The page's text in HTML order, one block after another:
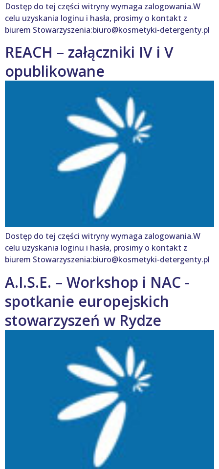
Dostęp do tej części witryny wymaga zalogowania.W
celu uzyskania loginu i hasła, prosimy o kontakt z
biurem Stowarzyszenia:biuro@kosmetyki-detergenty.pl
REACH – załączniki IV i V
opublikowane
Dostęp do tej części witryny wymaga zalogowania.W
celu uzyskania loginu i hasła, prosimy o kontakt z
biurem Stowarzyszenia:biuro@kosmetyki-detergenty.pl
A.I.S.E. – Workshop i NAC -
spotkanie europejskich
stowarzyszeń w Rydze